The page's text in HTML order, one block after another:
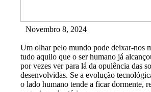
Novembro 8, 2024
Um olhar pelo mundo pode deixar-nos
tudo aquilo que o ser humano já
por vezes ver para lá da opulência das
desenvolvidas. Se a evolução
o lado humano tende a ficar dormente,